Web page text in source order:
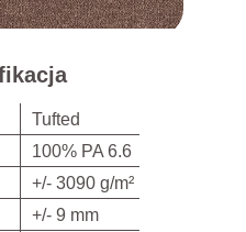
Tufted
100% PA 6.6
+/- 3090 g/m²
+/- 9 mm